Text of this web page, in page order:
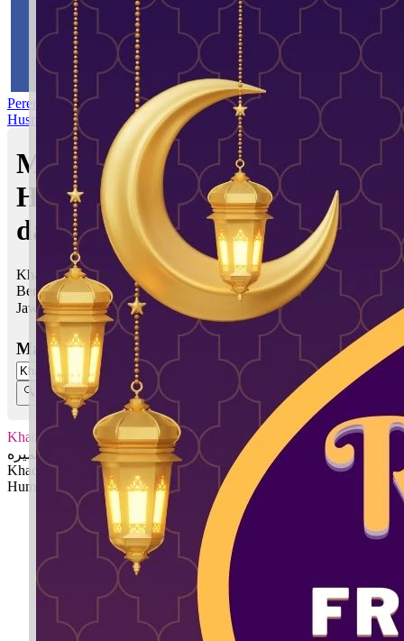
Perempuan Nama Pilihan Nama Gabungan Nama RasulAsma’ul
Husna
Mom's Club
Maksud nama Khadijah
Humairah | Maksud Nama
dalam Islam
Khadijah Humairah bermaksud Nama isteri Rasulullah SAW;
Berpipi merah
Jawi:خديجة حميره
Masukkan Nama:
Khadijah Humairah
خديجة حميره
Khadijah: Nama isteri Rasulullah SAW
Humairah: Berpipi merah
✚ Baju Baby Custom Nama 'Khadijah Humairah'